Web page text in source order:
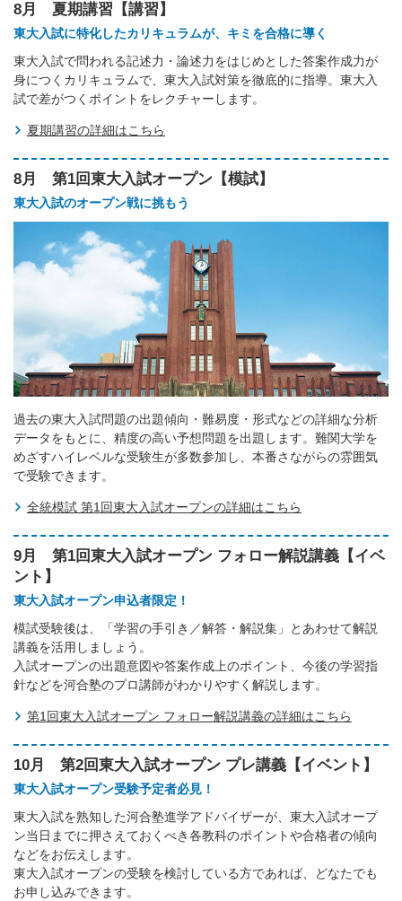
8月 夏期講習【講習】
東大入試に特化したカリキュラムが、キミを合格に導く
東大入試で問われる記述力・論述力をはじめとした答案作成力が
身につくカリキュラムで、東大入試対策を徹底的に指導。東大入
試で差がつくポイントをレクチャーします。
夏期講習の詳細はこちら
8月 第1回東大入試オープン【模試】
東大入試のオープン戦に挑もう
過去の東大入試問題の出題傾向・難易度・形式などの詳細な分析
データをもとに、精度の高い予想問題を出題します。難関大学を
めざすハイレベルな受験生が多数参加し、本番さながらの雰囲気
で受験できます。
全統模試 第1回東大入試オープンの詳細はこちら
9月 第1回東大入試オープン フォロー解説講義【イベ
ント】
東大入試オープン申込者限定！
模試受験後は、「学習の手引き／解答・解説集」とあわせて解説
講義を活用しましょう。
入試オープンの出題意図や答案作成上のポイント、今後の学習指
針などを河合塾のプロ講師がわかりやすく解説します。
第1回東大入試オープン フォロー解説講義の詳細はこちら
10月 第2回東大入試オープン プレ講義【イベント】
東大入試オープン受験予定者必見！
東大入試を熟知した河合塾進学アドバイザーが、東大入試オープ
ン当日までに押さえておくべき各教科のポイントや合格者の傾向
などをお伝えします。
東大入試オープンの受験を検討している方であれば、どなたでも
お申し込みできます。